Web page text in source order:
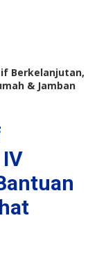
Berkelanjutan,
& Jamban